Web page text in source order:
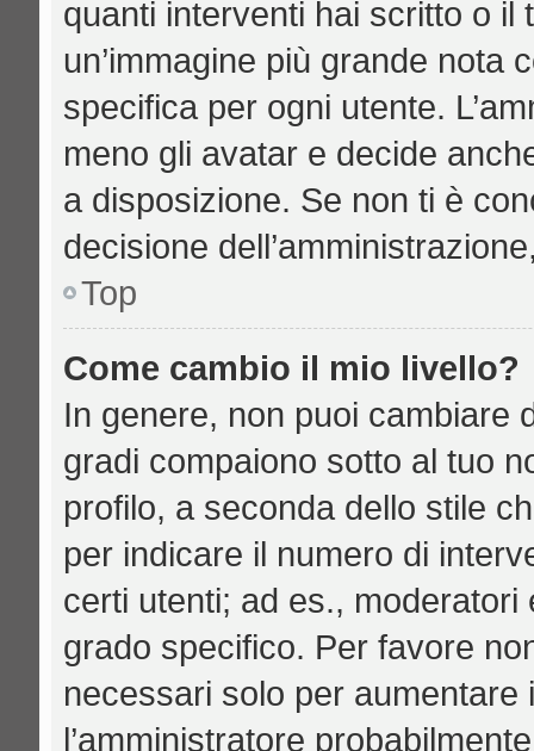
quanti interventi hai scritto o il
un’immagine più grande nota
specifica per ogni utente.
meno gli avatar e decide
a disposizione. Se non ti è
decisione
Top
Come cambio il mio livello?
In genere, non puoi cambiare
gradi compaiono sotto al tuo
profilo, a seconda dello stile
per indicare il numero di
certi utenti; ad es.,
grado specifico. Per favore
necessari solo per
l’amministratore